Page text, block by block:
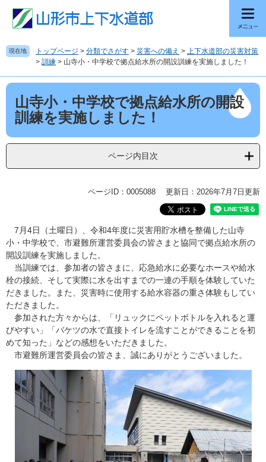
の
先
ー
を
文
へ
現在地 トップページ > 分類でさがす > 災害への備え > 上下水道部の災害対策
> 訓練 > 山寺小・中学校で拠点給水所の開設訓練を実施しました！
本
山寺小・中学校で拠点給水所の開設
訓練を実施しました！
ページ内目次
ページID：0005088 更新日：2026年7月7日更新
7月4日（土曜日）、令和4年度に災害用貯水槽を整備した山寺
小・中学校で、市避難所運営委員会の皆さまと協同で拠点給水所の
開設訓練を実施しました。
当訓練では、参加者の皆さまに、応急給水に必要なホースや給水
栓の接続、そして実際に水を出すまでの一連の手順を体験していた
だきました。また、災害時に使用する給水容器の重さ体験もしてい
ただきました。
参加された方々からは、「リュックにペットボトルを入れると運
びやすい」「バケツの水で直接トイレを流すことができることを初
めて知った」などの感想をいただきました。
市避難所運営委員会の皆さま、誠にありがとうございました。